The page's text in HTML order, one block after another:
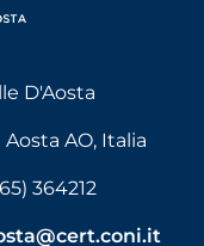
D'Aosta
Aosta AO, Italia
364212